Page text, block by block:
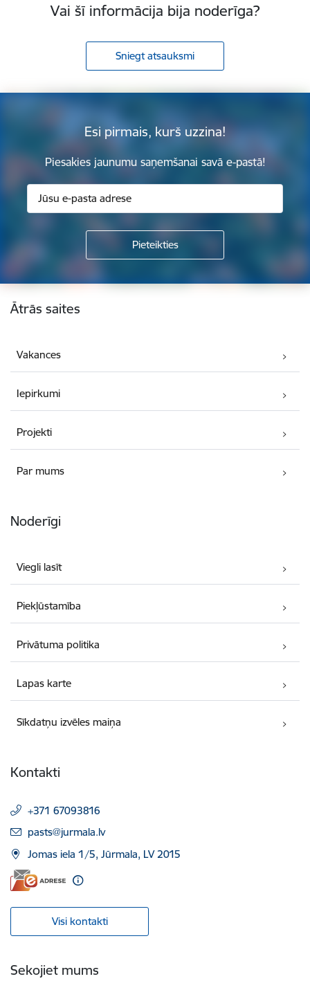
Vai šī informācija bija noderīga?
Sniegt atsauksmi
Esi pirmais, kurš uzzina!
Piesakies jaunumu saņemšanai savā e-pastā!
Kājene
Ātrās saites
Vakances
Iepirkumi
Projekti
Par mums
Noderīgi
Viegli lasīt
Piekļūstamība
Privātuma politika
Lapas karte
Sīkdatņu izvēles maiņa
Kontakti
+371 67093816
E-pasts:
pasts@jurmala.lv
Jomas iela 1/5, Jūrmala, LV 2015
Visi kontakti
Sekojiet mums